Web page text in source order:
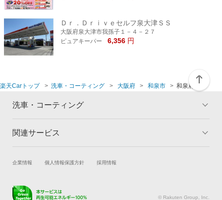
Ｄｒ．Ｄｒｉｖｅセルフ泉大津ＳＳ
大阪府泉大津市我孫子１－４－２７
ピュアキーパー
6,356 円
楽天Carトップ 洗車・コーティング 大阪府 和泉市 和泉府中店
洗車・コーティング
トップ
コーティングとは コーティング診断
よくある質問
関連サービス
試乗・商談 新車購入
キズ修理予約
企業情報 個人情報保護方針 採用情報
© Rakuten Group, Inc.